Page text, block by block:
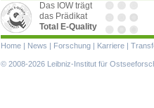
Das IOW trägt
das Prädikat
Total E-Quality
Navigation
überspringen
Home | News | Forschung | Karriere |
© 2008-2026 Leibniz-Institut für